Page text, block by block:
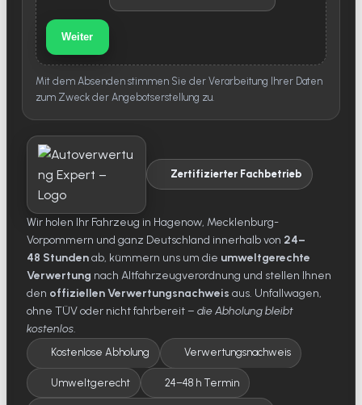
Weiter
Mit dem Absenden stimmen Sie der Verarbeitung Ihrer Daten
zum Zweck der Angebotserstellung zu.
Zertifizierter Fachbetrieb
Wir holen Ihr Fahrzeug in Hagenow, Mecklenburg-
Vorpommern und ganz Deutschland innerhalb von 24–
48 Stundenab, kümmern uns um die umweltgerechte
Verwertung nach Altfahrzeugverordnung und stellen Ihnen
den offiziellen Verwertungsnachweis aus. Unfallwagen,
ohne TÜV oder nicht fahrbereit – die Abholung bleibt
kostenlos.
Kostenlose Abholung Verwertungsnachweis
Umweltgerecht 24–48 h Termin